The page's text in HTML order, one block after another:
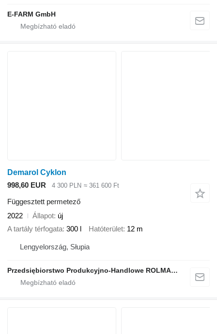
E-FARM GmbH
Demarol Cyklon
998,60 EUR
4 300 PLN ≈ 361 600 Ft
Függesztett permetező
2022
Állapot új
A tartály térfogata 300 l Hatóterület 12 m
Lengyelország, Słupia
Przedsiębiorstwo Produkcyjno-Handlowe ROLMAPOL Marcin Dziekan